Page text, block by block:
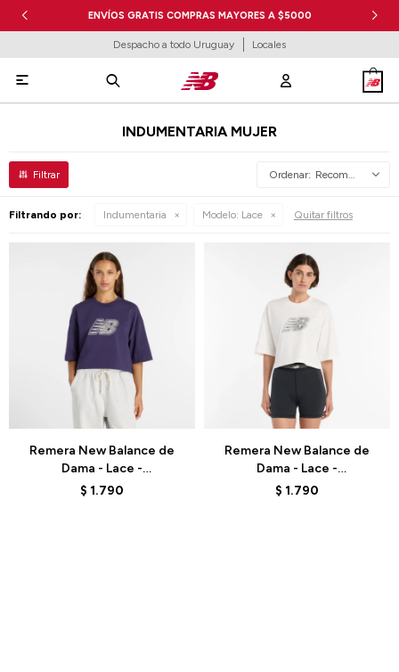
ENVÍOS GRATIS COMPRAS MAYORES A $5000
Despacho a todo Uruguay Locales

INDUMENTARIA MUJER
Recomendados
Filtrando por: Indumentaria Modelo: Lace Quitar filtros
Remera New Balance de
Dama - Lace -
WT61G0IYBOY - VIOLET
$ 1.790
Remera New Balance de
Dama - Lace -
WT61G0IYSST - CRUDO
$ 1.790